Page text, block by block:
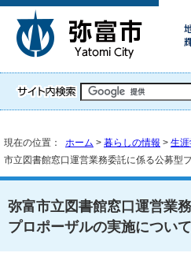
現在の位置： ホーム > 暮らしの情報 > 生
市立図書館窓口運営業務委託に係る公募型
弥富市立図書館窓口運営業
プロポーザルの実施について